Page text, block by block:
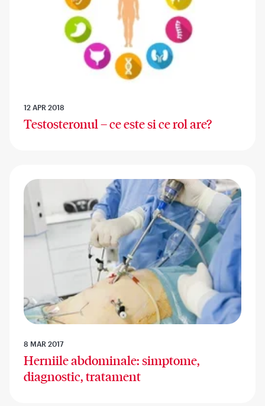
12 APR 2018
Testosteronul – ce este si ce rol are?
8 MAR 2017
Herniile abdominale: simptome,
diagnostic, tratament